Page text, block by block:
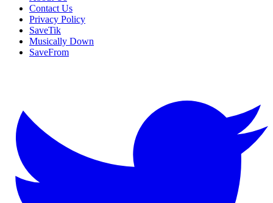
Contact Us
Privacy Policy
SaveTik
Musically Down
SaveFrom